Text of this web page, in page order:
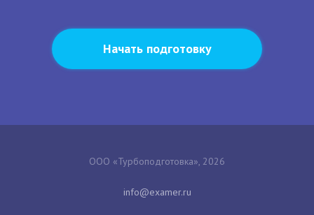
Начать подготовку
ООО «Турбоподготовка», 2026